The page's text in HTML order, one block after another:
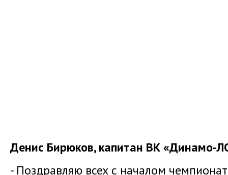
Денис Бирюков, капитан ВК «Динамо-
- Поздравляю всех с началом